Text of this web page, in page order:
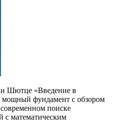
Шютце «Введение в
фундамент с обзором
поиске
с математическим